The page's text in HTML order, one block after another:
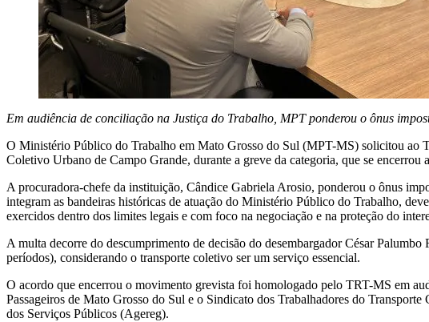
Em audiência de conciliação na Justiça do Trabalho, MPT ponderou o ônus
O Ministério Público do Trabalho em Mato Grosso do Sul (MPT-MS) solicitou ao
Coletivo Urbano de Campo Grande, durante a greve da categoria, que se
A procuradora-chefe da instituição, Cândice Gabriela Arosio, ponderou o ônus
integram as bandeiras históricas de atuação do Ministério Público do Trabalho,
exercidos dentro dos limites legais e com foco na negociação e na proteção do
A multa decorre do descumprimento de decisão do desembargador César
períodos), considerando o transporte coletivo ser um serviço essencial.
O acordo que encerrou o movimento grevista foi homologado pelo TRT-MS em
Passageiros de Mato Grosso do Sul e o Sindicato dos Trabalhadores do
dos Serviços Públicos (Agereg).